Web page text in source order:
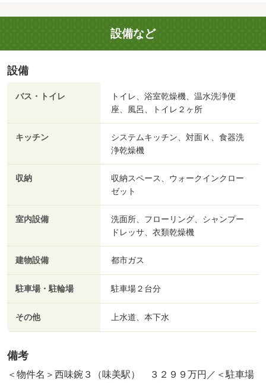
設備など
設備
バス・トイレ
トイレ、浴室乾燥機、温水洗浄便
座、風呂、トイレ２ヶ所
キッチン
システムキッチン、対面Ｋ、食器洗
浄乾燥機
収納
収納スペース、ウォークインクロー
ゼット
室内設備
洗面所、フローリング、シャンプー
ドレッサ、衣類乾燥機
建物設備 都市ガス
駐車場・駐輪場 駐車場２台分
その他 上水道、本下水
備考
＜物件名＞西味鋺３（味美駅） ３２９９万円／＜駐車場